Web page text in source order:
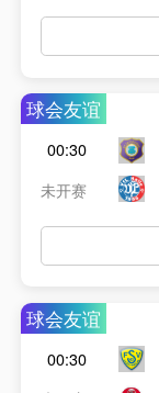
球会友谊
00:30
未开赛
球会友谊
00:30